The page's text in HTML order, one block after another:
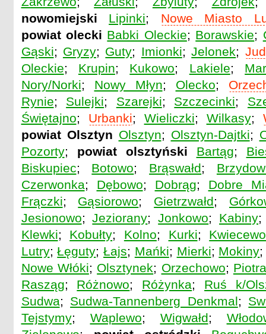
nowomiejski
Lipinki; Nowe Miasto
powiat olecki Babki Oleckie; Borawskie;
Gąski; Gryzy; Guty; Imionki;Jelonek;
Oleckie; Krupin; Kukowo; Lakiele;
Nory/Norki; Nowy Młyn; Olecko;
Rynie; Sulejki; Szarejki; Szczecinki;
Świętajno; Urbanki; Wieliczki; Wilkasy;
powiat Olsztyn Olsztyn; Olsztyn-Dajtki;
Pozorty; powiat olsztyński Bartąg;
Biskupiec; Botowo; Brąswałd;
Czerwonka; Dębowo; Dobrąg; Dobre
Frączki; Gąsiorowo; Gietrzwałd;
Jesionowo;Jeziorany;Jonkowo; Kabiny
Klewki; Kobułty; Kolno; Kurki; Kwiecewo
Lutry;Łęguty;Łajs; Mańki; Mierki; Mokiny
Nowe Włóki; Olsztynek; Orzechowo;
Rasząg; Różnowo; Różynka; Ruś k/
Sudwa; Sudwa-Tannenberg Denkmal;
Tejstymy; Waplewo; Wigwałd;